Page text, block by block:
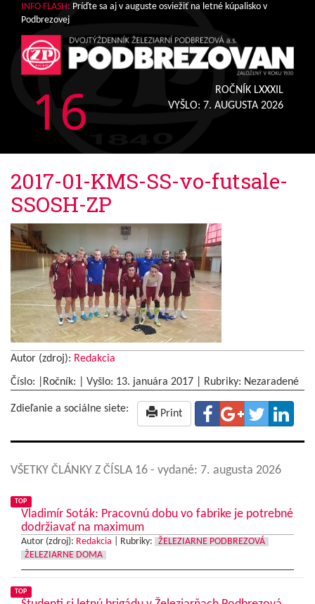
INFO FLASH: Príďte sa aj v auguste osviežiť na letné kúpalisko v
Podbrezovej
16
ROČNÍK LXXXIL
VYŠLO: 7. AUGUSTA 2026
2017-01-KMS-SS-vo-futsale-
SSOSH-ZP
Autor (zdroj): Redakcia
Číslo: |Ročník: | Vyšlo: 13. januára 2017 Rubriky: Nezaradené
Zdieľanie a sociálne siete: Print
VŠETKY ČLÁNKY Z ČÍSLA 16 - vydané: 7. augusta 2026
TOP
Vladimír Soták: Pracovnú dobu vo fabrike je potrebné
dodržiavať na maximum
Autor (zdroj): Redakcia Rubriky:
ŽELEZIARNE PODBREZOVÁ
ŽELEZIARNE DOMA
TOP